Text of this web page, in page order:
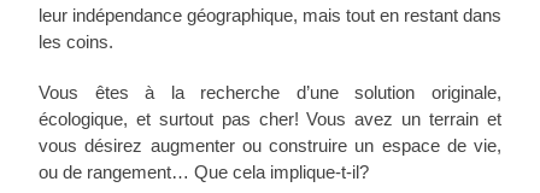
leur indépendance géographique, mais tout en restant dans
les coins.
Vous êtes à la recherche d’une solution originale,
écologique, et surtout pas cher! Vous avez un terrain et
vous désirez augmenter ou construire un espace de vie,
ou de rangement… Que cela implique-t-il?